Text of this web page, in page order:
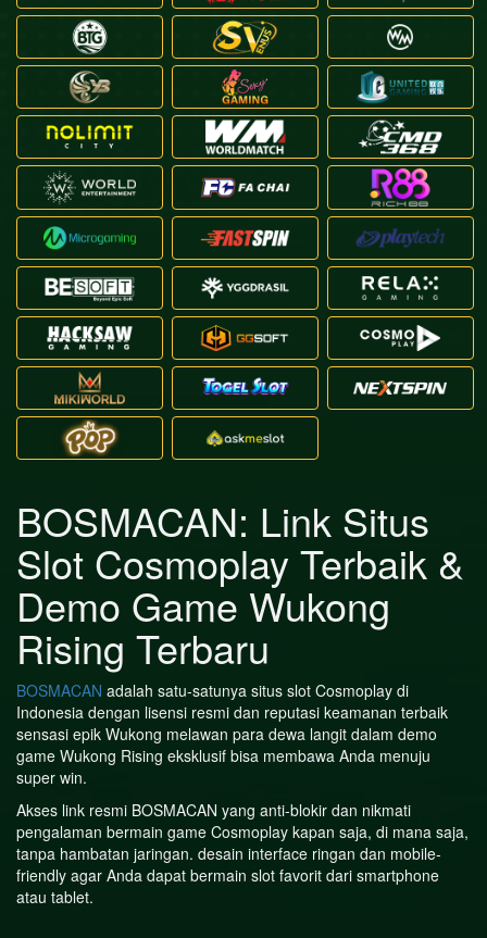
BOSMACAN: Link Situs
Slot Cosmoplay Terbaik &
Demo Game Wukong
Rising Terbaru
BOSMACAN adalah satu-satunya situs slot Cosmoplay di
Indonesia dengan lisensi resmi dan reputasi keamanan terbaik
sensasi epik Wukong melawan para dewa langit dalam demo
game Wukong Rising eksklusif bisa membawa Anda menuju
super win.
Akses link resmi BOSMACAN yang anti-blokir dan nikmati
pengalaman bermain game Cosmoplay kapan saja, di mana saja,
tanpa hambatan jaringan. desain interface ringan dan mobile-
friendly agar Anda dapat bermain slot favorit dari smartphone
atau tablet.